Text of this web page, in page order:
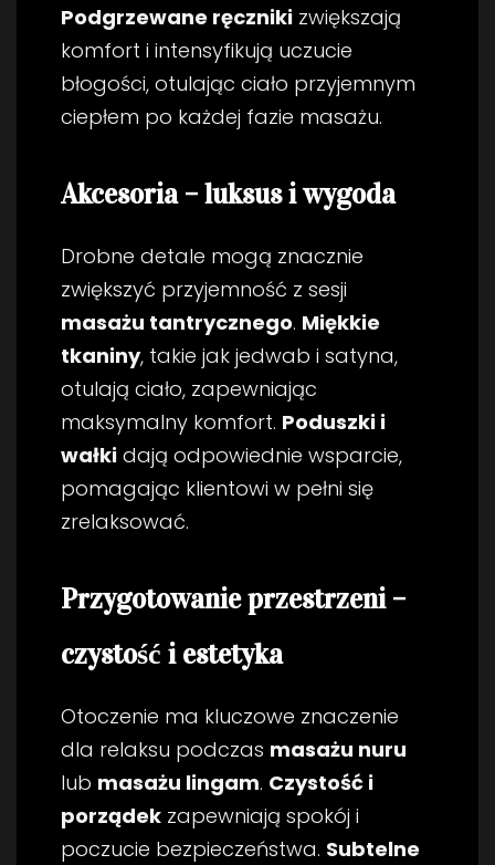
Podgrzewane ręczniki zwiększają
komfort i intensyfikują uczucie
błogości, otulając ciało przyjemnym
ciepłem po każdej fazie masażu.
Akcesoria – luksus i wygoda
Drobne detale mogą znacznie
zwiększyć przyjemność z sesji
masażu tantrycznego. Miękkie
tkaniny, takie jak jedwab i satyna,
otulają ciało, zapewniając
maksymalny komfort. Poduszki i
wałki dają odpowiednie wsparcie,
pomagając klientowi w pełni się
zrelaksować.
Przygotowanie przestrzeni –
czystość i estetyka
Otoczenie ma kluczowe znaczenie
dla relaksu podczas masażu nuru
lub masażu lingam. Czystość i
porządek zapewniają spokój i
poczucie bezpieczeństwa. Subtelne